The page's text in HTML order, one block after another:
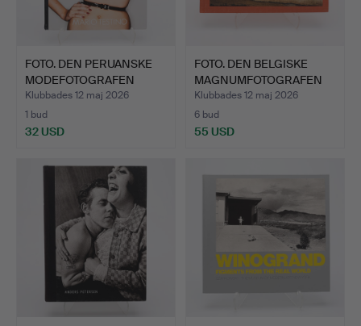
FOTO. DEN PERUANSKE
MODEFOTOGRAFEN
MARIO T…
Klubbades 12 maj 2026
1 bud
32 USD
FOTO. DEN BELGISKE
MAGNUMFOTOGRAFEN
HARRY …
Klubbades 12 maj 2026
6 bud
55 USD